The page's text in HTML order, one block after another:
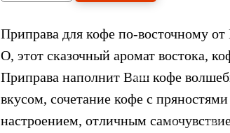
Приправа для кофе по-восточному
О, этот сказочный аромат востока,
Приправа наполнит Ваш кофе
вкусом, сочетание кофе с
настроением, отличным